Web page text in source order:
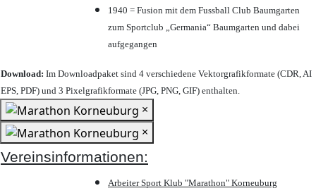
1940 = Fusion mit dem Fussball Club Baumgarten
zum Sportclub „Germania“ Baumgarten und dabei
aufgegangen
Download: Im Downloadpaket sind 4 verschiedene Vektorgrafikformate (CDR, AI
EPS, PDF) und 3 Pixelgrafikformate (JPG, PNG, GIF) enthalten.
×
×
Vereinsinformationen:
Arbeiter Sport Klub "Marathon" Korneuburg